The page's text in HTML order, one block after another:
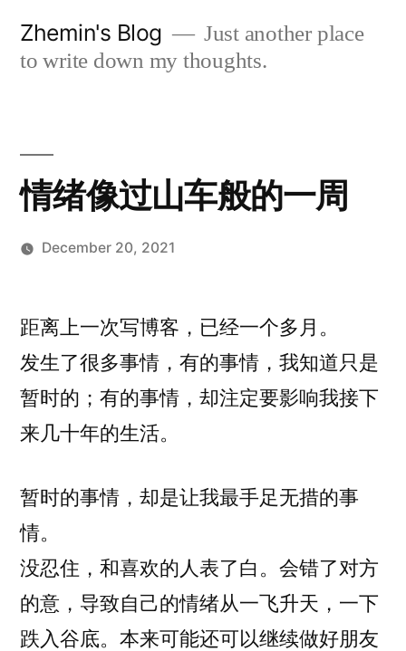
Zhemin's Blog
Just another place
to write down my thoughts.
情绪像过山车般的一周
December 20, 2021
a
comment
on
情
山
的
一
周
距离上一次写博客，已经一个多月。
发生了很多事情，有的事情，我知道只是
暂时的；有的事情，却注定要影响我接下
来几十年的生活。
暂时的事情，却是让我最手足无措的事
情。
没忍住，和喜欢的人表了白。会错了对方
的意，导致自己的情绪从一飞升天，一下
跌入谷底。本来可能还可以继续做好朋友